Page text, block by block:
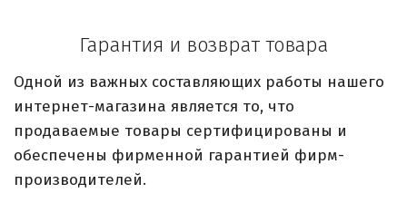
Гарантия и возврат товара
Одной из важных составляющих работы нашего
интернет-магазина является то, что
продаваемые товары сертифицированы и
обеспечены фирменной гарантией фирм-
производителей.